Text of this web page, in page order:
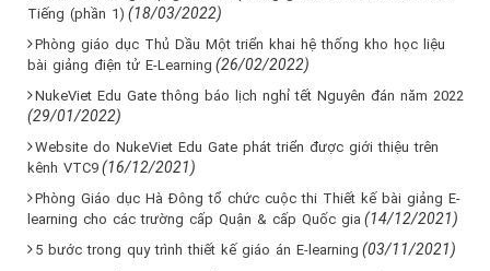
Tiếng (phần 1) (18/03/2022)
Phòng giáo dục Thủ Dầu Một triển khai hệ thống kho học liệu
bài giảng điện tử E-Learning (26/02/2022)
NukeViet Edu Gate thông báo lịch nghỉ tết Nguyên đán năm 2022
(29/01/2022)
Website do NukeViet Edu Gate phát triển được giới thiệu trên
kênh VTC9 (16/12/2021)
Phòng Giáo dục Hà Đông tổ chức cuộc thi Thiết kế bài giảng E-
learning cho các trường cấp Quận & cấp Quốc gia (14/12/2021)
5 bước trong quy trình thiết kế giáo án E-learning (03/11/2021)